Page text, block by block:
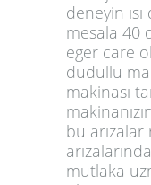
deneyin
mesala 40
eger care
dudullu
makinası
bu
mutlaka